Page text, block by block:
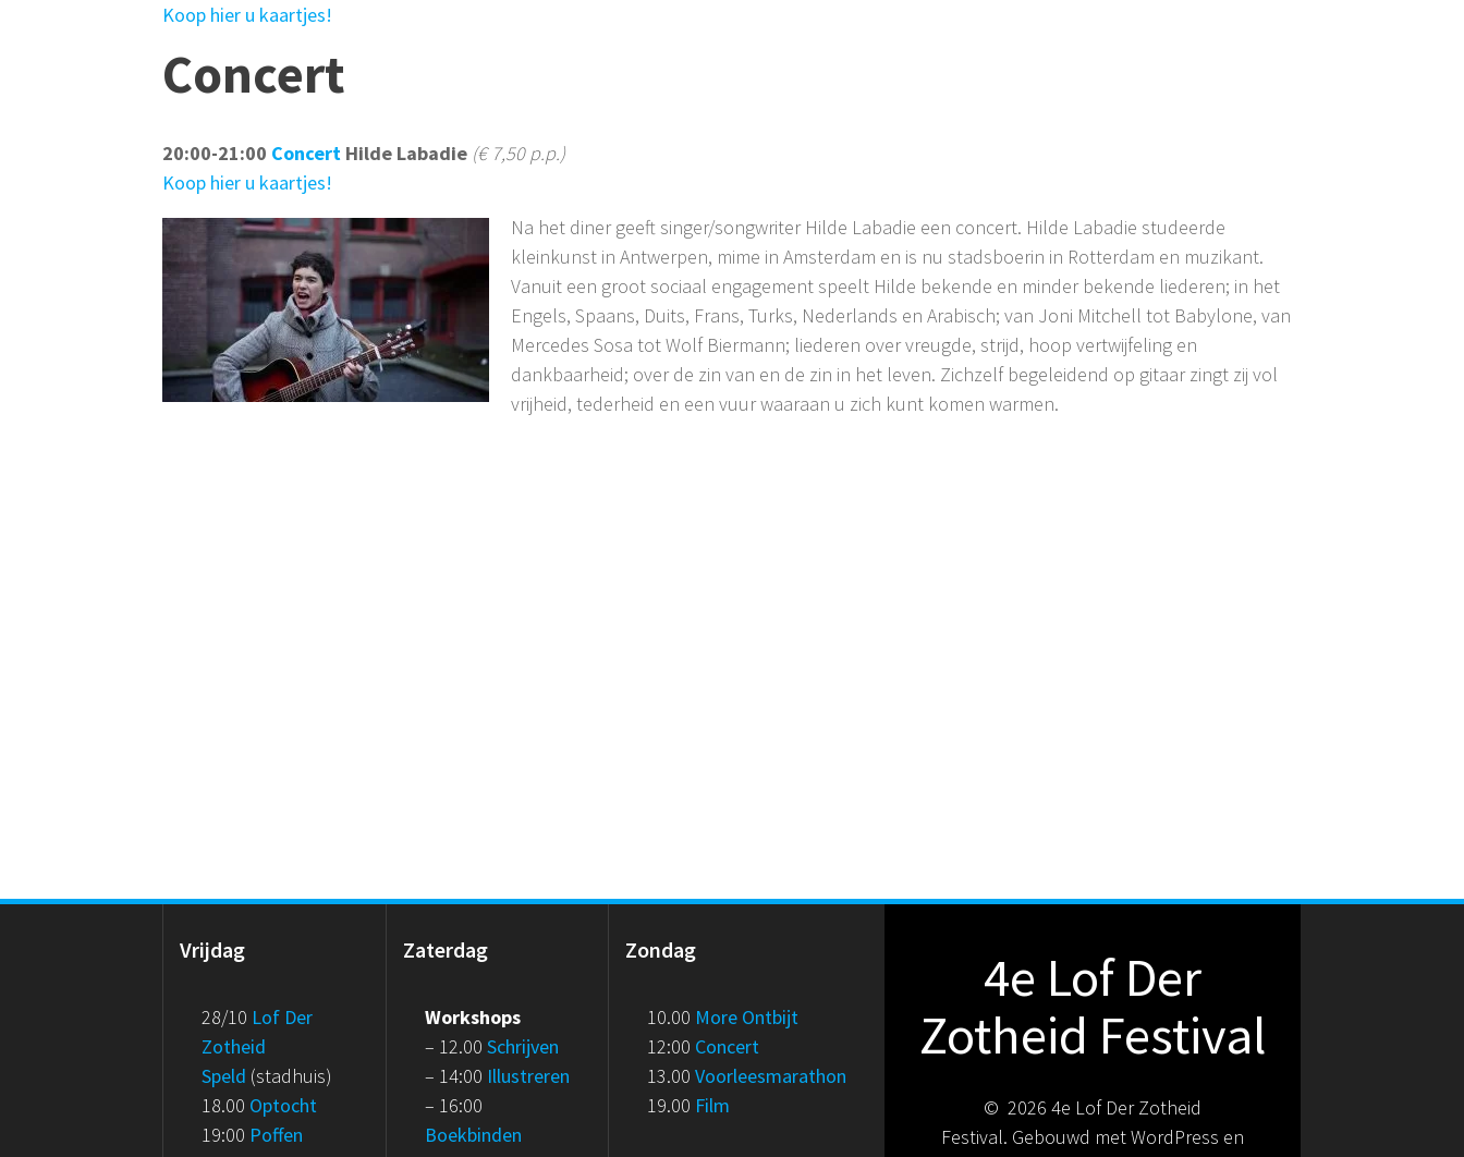
Koop hier u kaartjes!
Concert
20:00-21:00 Concert Hilde Labadie (€ 7,50 p.p.)
Koop hier u kaartjes!
Na het diner geeft singer/songwriter Hilde Labadie een concert. Hilde Labadie studeerde
kleinkunst in Antwerpen, mime in Amsterdam en is nu stadsboerin in Rotterdam en muzikant.
Vanuit een groot sociaal engagement speelt Hilde bekende en minder bekende liederen; in het
Engels, Spaans, Duits, Frans, Turks, Nederlands en Arabisch; van Joni Mitchell tot Babylone, van
Mercedes Sosa tot Wolf Biermann; liederen over vreugde, strijd, hoop vertwijfeling en
dankbaarheid; over de zin van en de zin in het leven. Zichzelf begeleidend op gitaar zingt zij vol
vrijheid, tederheid en een vuur waaraan u zich kunt komen warmen.
Vrijdag
28/10 Lof Der
Zotheid
Speld (stadhuis)
18.00 Optocht
19:00 Poffen
Zaterdag
Workshops
– 12.00Schrijven
– 14:00 Illustreren
– 16:00
Boekbinden
Zondag
10.00 More Ontbijt
12:00 Concert
13.00Voorleesmarathon
19.00 Film
4e Lof Der
Zotheid Festival
© 2026 4e Lof Der Zotheid
Festival. Gebouwd met WordPress en